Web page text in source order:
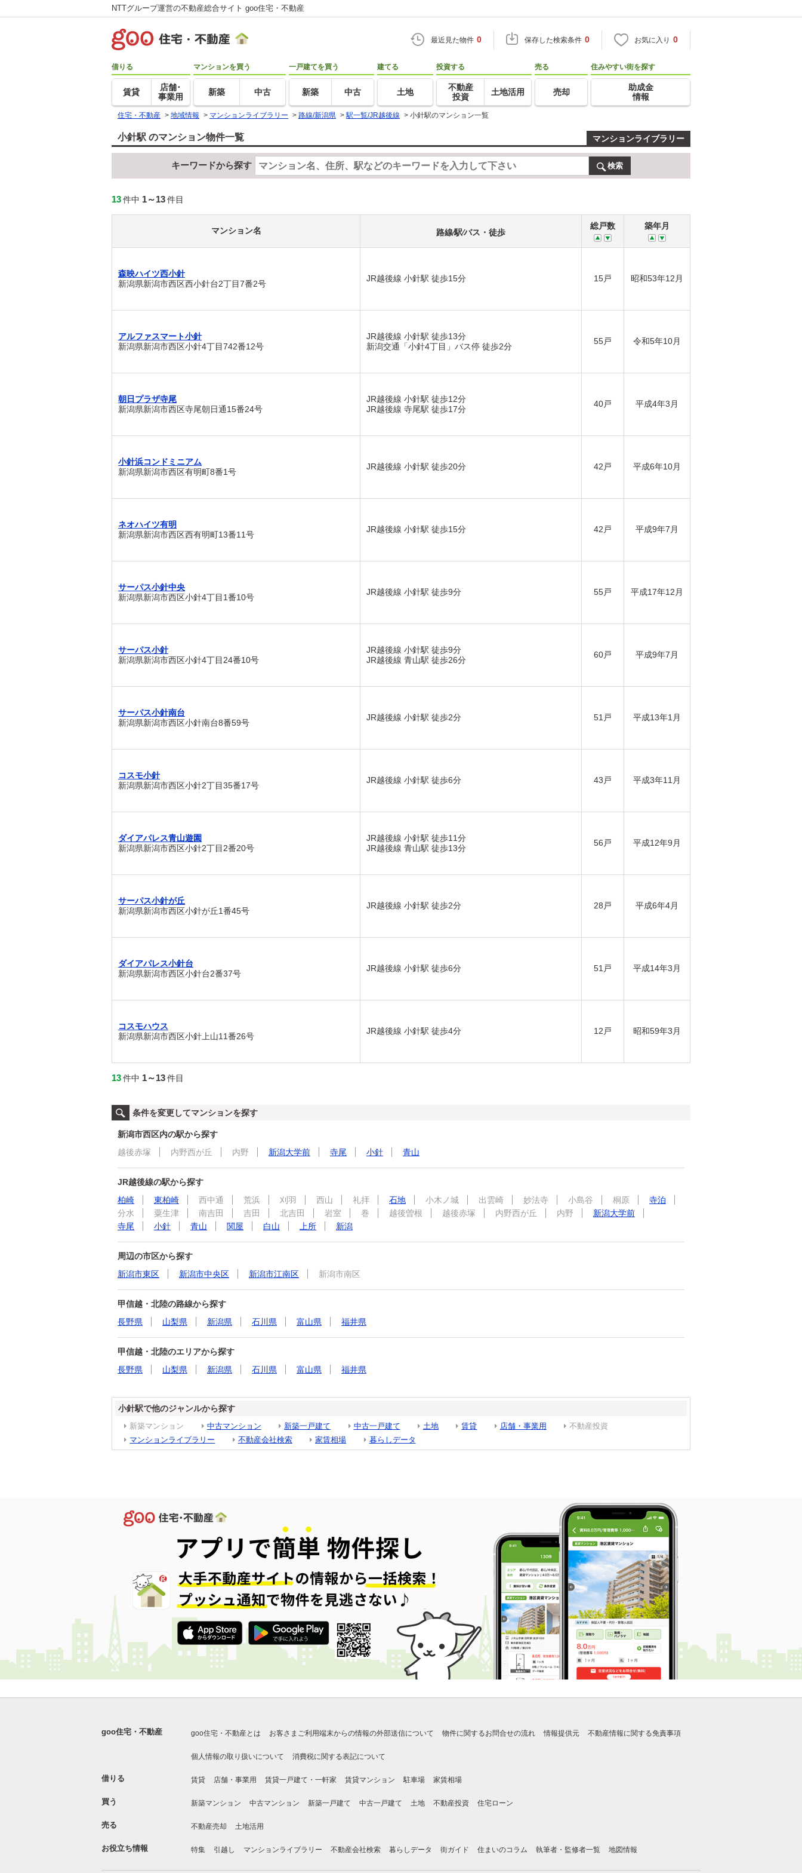
NTTグループ運営の不動産総合サイト goo住宅・不動産
最近見た物件 0 保存した検索条件 0 お気に入り 0
借りる
賃貸
店舗･
事業用
マンションを買う
新築 中古
一戸建てを買う
新築 中古
建てる
土地
投資する
不動産
投資
土地活用
売る
売却
住みやすい街を探す
助成金
情報
住宅・不動産 > 地域情報 > マンションライブラリー > 路線/新潟県 > 駅一覧/JR越後線 > 小針駅のマンション一覧
小針駅 のマンション物件一覧 マンションライブラリー
キーワードから探す 検索
13件中 1～13件目
マンション名 路線⁄駅⁄バス・徒歩
総戸数 築年月
森映ハイツ西小針
新潟県新潟市西区西小針台2丁目7番2号
JR越後線 小針駅 徒歩15分 15戸 昭和53年12月
アルファスマート小針
新潟県新潟市西区小針4丁目742番12号
JR越後線 小針駅 徒歩13分
新潟交通「小針4丁目」バス停 徒歩2分
55戸 令和5年10月
朝日プラザ寺尾
新潟県新潟市西区寺尾朝日通15番24号
JR越後線 小針駅 徒歩12分
JR越後線 寺尾駅 徒歩17分
40戸 平成4年3月
小針浜コンドミニアム
新潟県新潟市西区有明町8番1号
JR越後線 小針駅 徒歩20分 42戸 平成6年10月
ネオハイツ有明
新潟県新潟市西区西有明町13番11号
JR越後線 小針駅 徒歩15分 42戸 平成9年7月
サーパス小針中央
新潟県新潟市西区小針4丁目1番10号
JR越後線 小針駅 徒歩9分 55戸 平成17年12月
サーパス小針
新潟県新潟市西区小針4丁目24番10号
JR越後線 小針駅 徒歩9分
JR越後線 青山駅 徒歩26分
60戸 平成9年7月
サーパス小針南台
新潟県新潟市西区小針南台8番59号
JR越後線 小針駅 徒歩2分 51戸 平成13年1月
コスモ小針
新潟県新潟市西区小針2丁目35番17号
JR越後線 小針駅 徒歩6分 43戸 平成3年11月
ダイアパレス青山遊園
新潟県新潟市西区小針2丁目2番20号
JR越後線 小針駅 徒歩11分
JR越後線 青山駅 徒歩13分
56戸 平成12年9月
サーパス小針が丘
新潟県新潟市西区小針が丘1番45号
JR越後線 小針駅 徒歩2分 28戸 平成6年4月
ダイアパレス小針台
新潟県新潟市西区小針台2番37号
JR越後線 小針駅 徒歩6分 51戸 平成14年3月
コスモハウス
新潟県新潟市西区小針上山11番26号
JR越後線 小針駅 徒歩4分 12戸 昭和59年3月
13件中 1～13件目
条件を変更してマンションを探す
新潟市西区内の駅から探す
越後赤塚
内野西が丘 内野 新潟大学前 寺尾 小針 青山
JR越後線の駅から探す
柏崎
東柏崎 西中通 荒浜 刈羽 西山 礼拝 石地 小木ノ城 出雲崎 妙法寺 小島谷 桐原
寺泊
分水
粟生津 南吉田 吉田 北吉田 岩室 巻 越後曽根 越後赤塚 内野西が丘 内野
新潟大学前
寺尾
小針 青山 関屋 白山 上所 新潟
周辺の市区から探す
新潟市東区
新潟市中央区 新潟市江南区 新潟市南区
甲信越・北陸の路線から探す
長野県
山梨県 新潟県 石川県 富山県 福井県
甲信越・北陸のエリアから探す
長野県
山梨県 新潟県 石川県 富山県 福井県
小針駅で他のジャンルから探す
新築マンション 中古マンション 新築一戸建て 中古一戸建て 土地 賃貸 店舗・事業用
不動産投資
マンションライブラリー
不動産会社検索 家賃相場 暮らしデータ
goo住宅・不動産 goo住宅・不動産とは お客さまご利用端末からの情報の外部送信について 物件に関するお問合せの流れ 情報提供元 不動産情報に関する免責事項
個人情報の取り扱いについて 消費税に関する表記について
借りる 賃貸 店舗・事業用 賃貸一戸建て・一軒家 賃貸マンション 駐車場 家賃相場
買う 新築マンション 中古マンション 新築一戸建て 中古一戸建て 土地 不動産投資 住宅ローン
売る 不動産売却 土地活用
お役立ち情報 特集 引越し マンションライブラリー 不動産会社検索 暮らしデータ 街ガイド 住まいのコラム 執筆者・監修者一覧 地図情報